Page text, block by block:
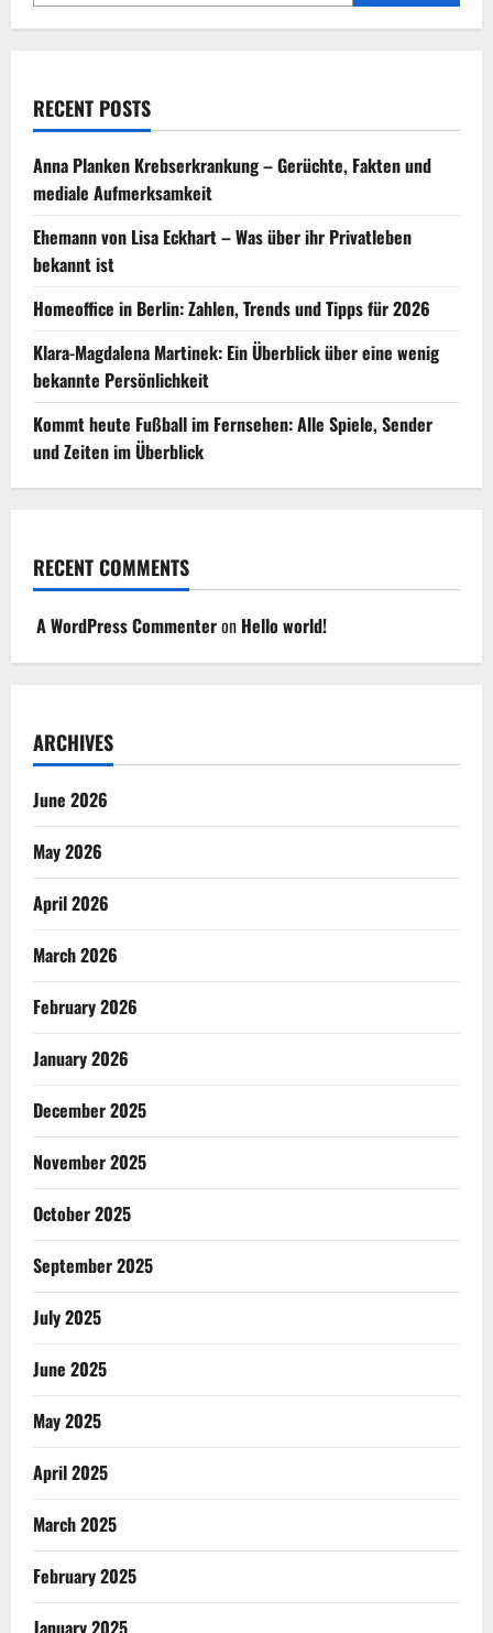
für
RECENT POSTS
Anna Planken Krebserkrankung – Gerüchte, Fakten und
mediale Aufmerksamkeit
Ehemann von Lisa Eckhart – Was über ihr Privatleben
bekannt ist
Homeoffice in Berlin: Zahlen, Trends und Tipps für 2026
Klara-Magdalena Martinek: Ein Überblick über eine wenig
bekannte Persönlichkeit
Kommt heute Fußball im Fernsehen: Alle Spiele, Sender
und Zeiten im Überblick
RECENT COMMENTS
A WordPress Commenteron Hello world!
ARCHIVES
June 2026
May 2026
April 2026
March 2026
February 2026
January 2026
December 2025
November 2025
October 2025
September 2025
July 2025
June 2025
May 2025
April 2025
March 2025
February 2025
January 2025